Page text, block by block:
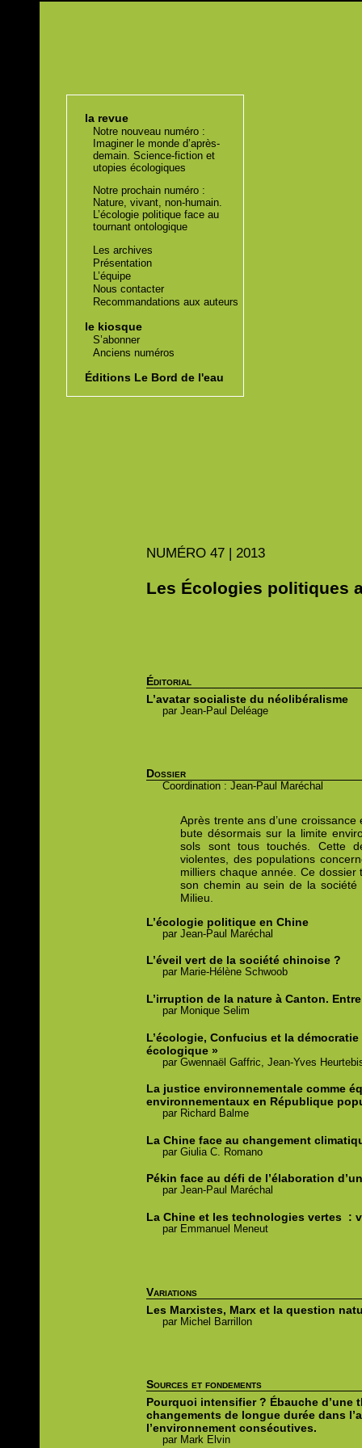
la revue
Notre nouveau numéro :
Imaginer le monde d’après-
demain. Science-fiction et
utopies écologiques
Notre prochain numéro :
Nature, vivant, non-humain.
L’écologie politique face au
tournant ontologique
Les archives
Présentation
L’équipe
Nous contacter
Recommandations aux auteurs
le kiosque
S’abonner
Anciens numéros
Éditions Le Bord de l'eau
NUMÉRO47 | 2013
Les Écologies politiques
Éditorial
L’avatar socialiste du néolibéralisme
parJean-Paul Deléage
Dossier
Coordination : Jean-Paul Maréchal
Après trente ans d’une
bute désormais sur la limite
sols sont tous touchés. Cette
violentes, des populations
milliers chaque année. Ce
son chemin au sein de la société
Milieu.
L’écologie politique en Chine
parJean-Paul Maréchal
L’éveil vert de la société chinoise ?
par Marie-Hélène Schwoob
L’irruption de la nature à Canton.
par Monique Selim
L’écologie, Confucius et la
écologique »
parGwennaël Gaffric,Jean-Yves
La justice environnementale comme
environnementaux en République
par Richard Balme
La Chine face au changement
parGiulia C. Romano
Pékin face au défi de l’élaboration
parJean-Paul Maréchal
La Chine et les technologies vertes :
par Emmanuel Meneut
Variations
Les Marxistes, Marx et la question
par Michel Barrillon
Sources et fondements
Pourquoi intensifier ? Ébauche
changements de longue durée dans
l’environnement consécutives.
par Mark Elvin